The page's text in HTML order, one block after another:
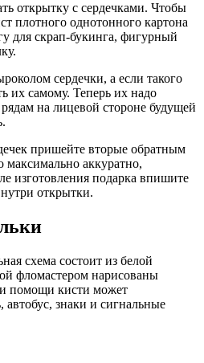
открытку с сердечками. Чтобы
плотного однотонного картона
для скрап-букинга, фигурный
сердечки, а если такого
их самому. Теперь их надо
на лицевой стороне будущей
пришейте вторые обратным
аккуратно,
изготовления подарка впишите
открытки.
схема состоит из белой
фломастером нарисованы
помощи кисти может
автобус, знаки и сигнальные